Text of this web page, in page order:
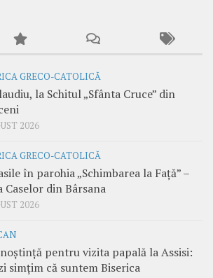
GRECO-CATOLICĂ
la Schitul „Sfânta Cruce” din
2026
GRECO-CATOLICĂ
în parohia „Schimbarea la Față” –
Caselor din Bârsana
2026
pentru vizita papală la Assisi:
simțim că suntem Biserica